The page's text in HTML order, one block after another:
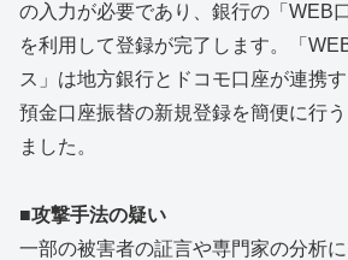
の入力が必要であり、銀行の「WEB
を利用して登録が完了します。「
ス」は地方銀行とドコモ口座が連携
預金口座振替の新規登録を簡便に行
ました。
■攻撃手法の疑い
一部の被害者の証言や専門家の分析